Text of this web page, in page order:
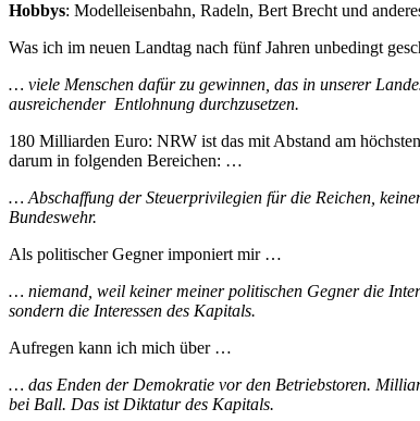
Hobbys: Modelleisenbahn, Radeln, Bert Brecht und
Was ich im neuen Landtag nach fünf Jahren unbedingt
… viele Menschen dafür zu gewinnen, das in unserer
ausreichender Entlohnung durchzusetzen.
180 Milliarden Euro: NRW ist das mit Abstand am
darum in folgenden Bereichen: …
… Abschaffung der Steuerprivilegien für die Reichen,
Bundeswehr.
Als politischer Gegner imponiert mir …
… niemand, weil keiner meiner politischen Gegner die
sondern die Interessen des Kapitals.
Aufregen kann ich mich über …
… das Enden der Demokratie vor den Betriebstoren.
bei Ball. Das ist Diktatur des Kapitals.